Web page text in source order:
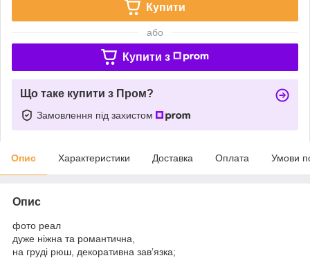
Купити
або
Купити з
Що таке купити з Пром?
Замовлення під захистом
Опис Характеристики Доставка Оплата Умови
Опис
фото реал
дуже ніжна та романтична,
на груді рюш, декоративна завʼязка;